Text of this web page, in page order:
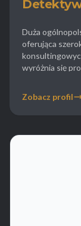
Duża
oferująca
wyróżnia się
warszawskie
stanowiska.
Zobacz profil